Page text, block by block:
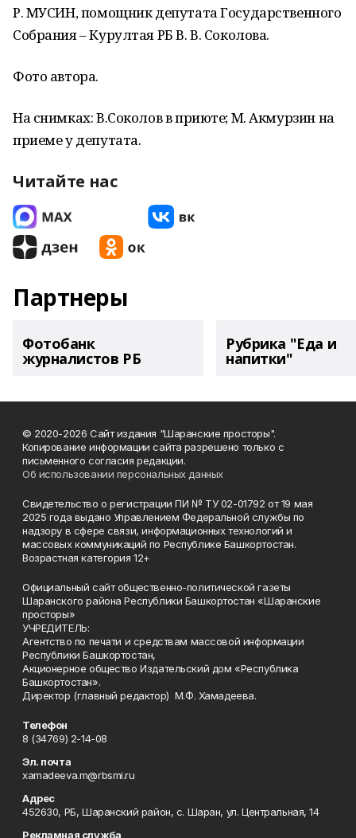
Р. МУСИН, помощник депутата Государственного
Собрания – Курултая РБ В. В. Соколова.
Фото автора.
На снимках: В.Соколов в приюте; М. Акмурзин на
приеме у депутата.
Читайте нас
Партнеры
Фотобанк
журналистов РБ
Рубрика "Еда и
напитки"
© 2020-2026 Сайт издания "Шаранские просторы".
Копирование информации сайта разрешено только с
письменного согласия редакции.
Об использовании персональных данных
Свидетельство о регистрации ПИ № ТУ 02-01792 от 19 мая
2025 года выдано Управлением Федеральной службы по
надзору в сфере связи, информационных технологий и
массовых коммуникаций по Республике Башкортостан.
Возрастная категория 12+
Официальный сайт общественно-политической газеты
Шаранского района Республики Башкортостан «Шаранские
просторы»
УЧРЕДИТЕЛЬ:
Агентство по печати и средствам массовой информации
Республики Башкортостан,
Акционерное общество Издательский дом «Республика
Башкортостан».
Директор (главный редактор) М.Ф. Хамадеева.
Телефон
8 (34769) 2-14-08
Эл. почта
xamadeeva.m@rbsmi.ru
Адрес
452630, РБ, Шаранский район, с. Шаран, ул. Центральная, 14
Рекламная служба